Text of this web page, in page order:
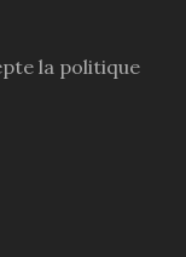
la politique